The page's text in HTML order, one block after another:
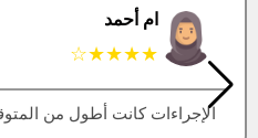
البتول
★★★★★
العقار اللي كنت أبيه طلع